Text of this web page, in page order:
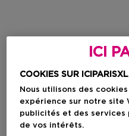
ICI
COOKIES SUR
Nous utilisons des
expérience sur notre site
publicités et des services
de vos intérêts.